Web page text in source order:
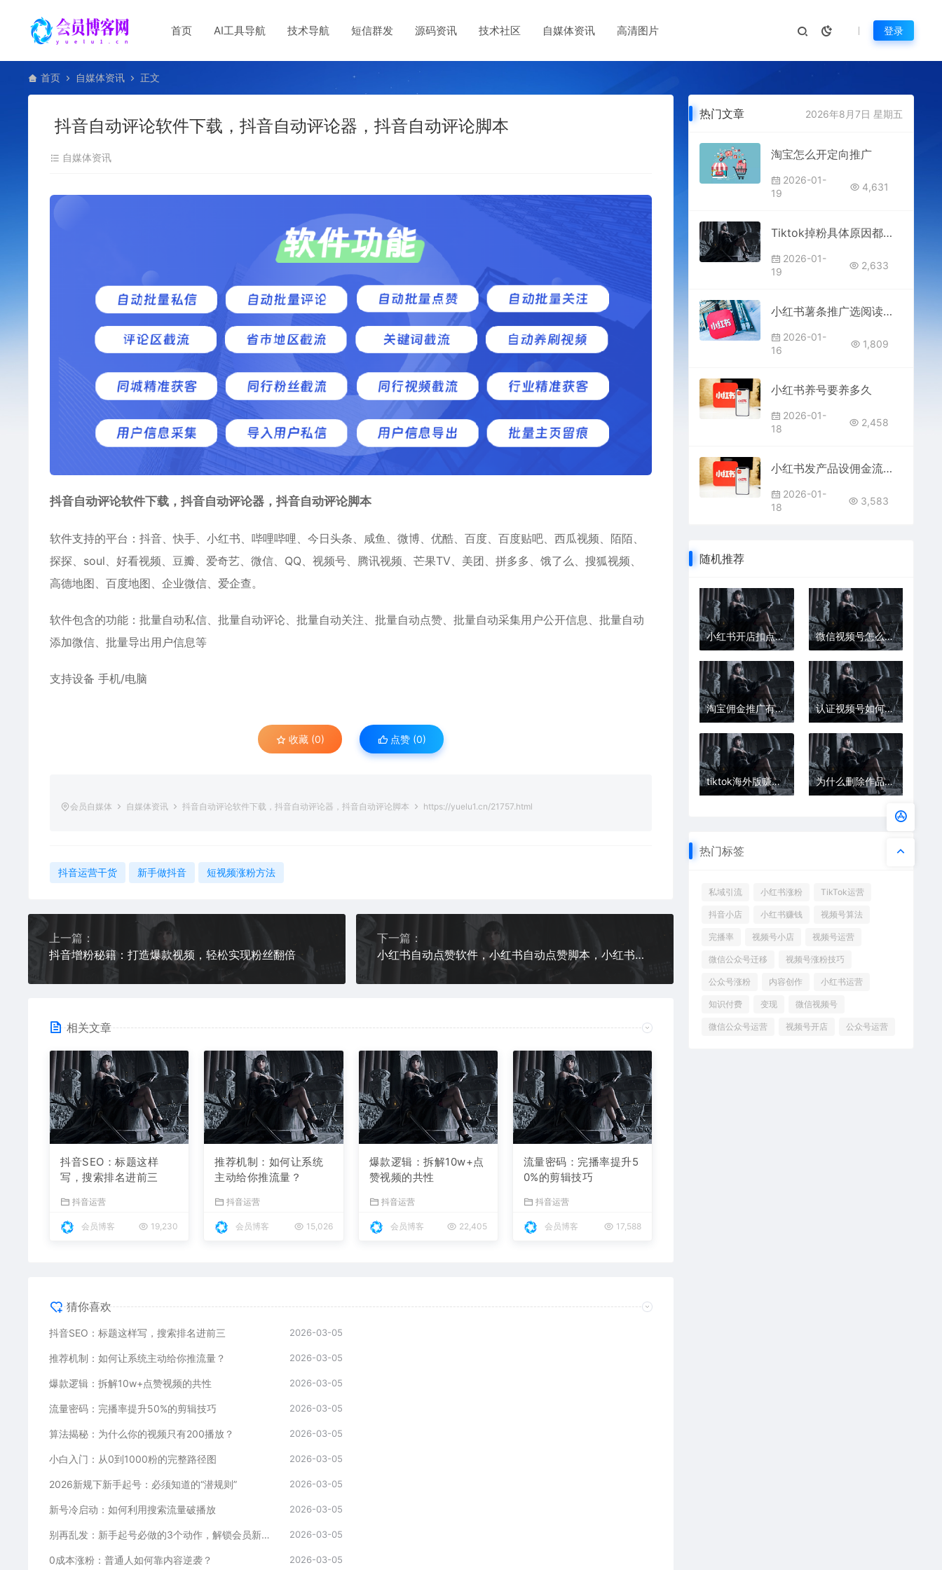
首页 AI工具导航 技术导航 短信群发 源码资讯 技术社区 自媒体资讯 高清图片 登录
首页 自媒体资讯 正文
抖音自动评论软件下载，抖音自动评论器，抖音自动评论脚本
自媒体资讯
抖音自动评论软件下载，抖音自动评论器，抖音自动评论脚本
软件支持的平台：抖音、快手、小红书、哔哩哔哩、今日头条、咸鱼、微博、优酷、百度、百度贴吧、西瓜视频、陌陌、
探探、soul、好看视频、豆瓣、爱奇艺、微信、QQ、视频号、腾讯视频、芒果TV、美团、拼多多、饿了么、搜狐视频、
高德地图、百度地图、企业微信、爱企查。
软件包含的功能：批量自动私信、批量自动评论、批量自动关注、批量自动点赞、批量自动采集用户公开信息、批量自动
添加微信、批量导出用户信息等
支持设备 手机/电脑
收藏 (0) 点赞 (0)
会员自媒体 自媒体资讯 抖音自动评论软件下载，抖音自动评论器，抖音自动评论脚本 https://yuelu1.cn/21757.html
抖音运营干货 新手做抖音 短视频涨粉方法
上一篇：
抖音增粉秘籍：打造爆款视频，轻松实现粉丝翻倍
下一篇：
小红书自动点赞软件，小红书自动点赞脚本，小红书自动点赞器下载
相关文章
抖音SEO：标题这样
写，搜索排名进前三
抖音运营
会员博客 19,230
推荐机制：如何让系统
主动给你推流量？
抖音运营
会员博客 15,026
爆款逻辑：拆解10w+点
赞视频的共性
抖音运营
会员博客 22,405
流量密码：完播率提升5
0%的剪辑技巧
抖音运营
会员博客 17,588
猜你喜欢
抖音SEO：标题这样写，搜索排名进前三 2026-03-05
推荐机制：如何让系统主动给你推流量？ 2026-03-05
爆款逻辑：拆解10w+点赞视频的共性 2026-03-05
流量密码：完播率提升50%的剪辑技巧 2026-03-05
算法揭秘：为什么你的视频只有200播放？ 2026-03-05
小白入门：从0到1000粉的完整路径图 2026-03-05
2026新规下新手起号：必须知道的“潜规则” 2026-03-05
新号冷启动：如何利用搜索流量破播放 2026-03-05
别再乱发：新手起号必做的3个动作，解锁会员新媒体 2026-03-05
0成本涨粉：普通人如何靠内容逆袭？ 2026-03-05
热门文章 2026年8月7日 星期五
淘宝怎么开定向推广
2026-01-
19
4,631
Tiktok掉粉具体原因都有哪些？
2026-01-
19
2,633
小红书薯条推广选阅读量还是粉丝
2026-01-
16
1,809
小红书养号要养多久
2026-01-
18
2,458
小红书发产品设佣金流程是什么
2026-01-
18
3,583
随机推荐
小红书开店扣点多少 微信视频号怎么推广引流
淘宝佣金推广有什么用 认证视频号如何加运营人？具体方法介绍
tiktok海外版赚钱靠谱么 为什么删除作品抖音会限流？限流最快恢复方法
热门标签
私域引流 小红书涨粉 TikTok运营
抖音小店 小红书赚钱 视频号算法
完播率 视频号小店 视频号运营
微信公众号迁移 视频号涨粉技巧
公众号涨粉 内容创作 小红书运营
知识付费 变现 微信视频号
微信公众号运营 视频号开店 公众号运营